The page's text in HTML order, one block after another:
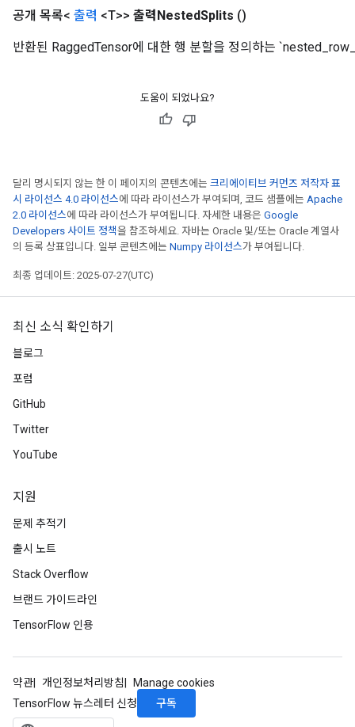
공개 목록< 출력 <T>> 출력NestedSplits ()
반환된 RaggedTensor에 대한 행 분할을 정의하는
도움이 되었나요?
달리 명시되지 않는 한 이 페이지의 콘텐츠에는 크리에이티브 커먼즈 저작자 표
시 라이선스 4.0 라이선스에 따라 라이선스가 부여되며, 코드 샘플에는 Apache
2.0 라이선스에 따라 라이선스가 부여됩니다. 자세한 내용은 Google
Developers 사이트 정책을 참조하세요. 자바는 Oracle 및/또는 Oracle 계열사
의 등록 상표입니다. 일부 콘텐츠에는 Numpy 라이선스가 부여됩니다.
최종 업데이트: 2025-07-27(UTC)
최신 소식 확인하기
블로그
포럼
GitHub
Twitter
YouTube
지원
문제 추적기
출시 노트
Stack Overflow
브랜드 가이드라인
TensorFlow 인용
약관 개인정보처리방침
Manage cookies
TensorFlow 뉴스레터 신청
구독